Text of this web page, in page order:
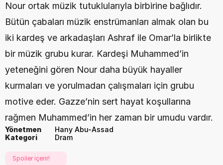
Nour ortak müzik tutuklularıyla birbirine bağlıdır.
Bütün çabaları müzik enstrümanları almak olan bu
iki kardeş ve arkadaşları Ashraf ile Omar’la birlikte
bir müzik grubu kurar. Kardeşi Muhammed’in
yeteneğini gören Nour daha büyük hayaller
kurmaları ve yorulmadan çalışmaları için grubu
motive eder. Gazze’nin sert hayat koşullarına
rağmen Muhammed’in her zaman bir umudu vardır.
Yönetmen
Hany Abu-Assad
Kategori
Dram
Spoiler içerir!